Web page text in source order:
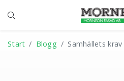
Start Blogg Samhällets